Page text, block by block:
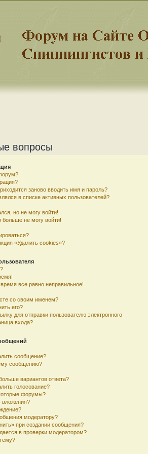
вопросы
заново вводить имя и пароль?
в списке активных пользователей?
но не могу войти!
больше не могу войти!
«Удалить cookies»?
все равно неправильное!
со своим именем?
его?
для отправки пользователю электронного
входа?
сообщение?
сообщению?
вариантов ответа?
голосование?
форумы?
вложения?
модератору?
при создании сообщения?
в проверки модератором?